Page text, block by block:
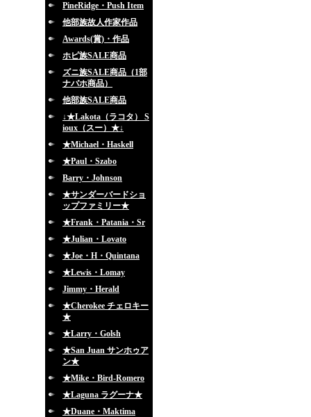
PineRidge・Push Item
他部族故人作家作品
Awards(賞)・作品
ホピ族SALE商品
ズニ族SALE商品（1部
ナバホ商品）
他部族SALE商品
↓★Lakota（ラコタ） S
ioux（スー）★↓
★Michael・Haskell
★Paul・Szabo
Barry・Johnson
★サンダーバードショ
ップファミリー★
★Frank・Patania・Sr
★Julian・Lovato
★Joe・H・Quintana
★Lewis・Lomay
Jimmy・Herald
★Cherokee チェロキー
★
★Larry・Golsh
★San Juan サンホゥア
ン★
★Mike・Bird-Romero
★Laguna ラグーナ★
★Duane・Maktima